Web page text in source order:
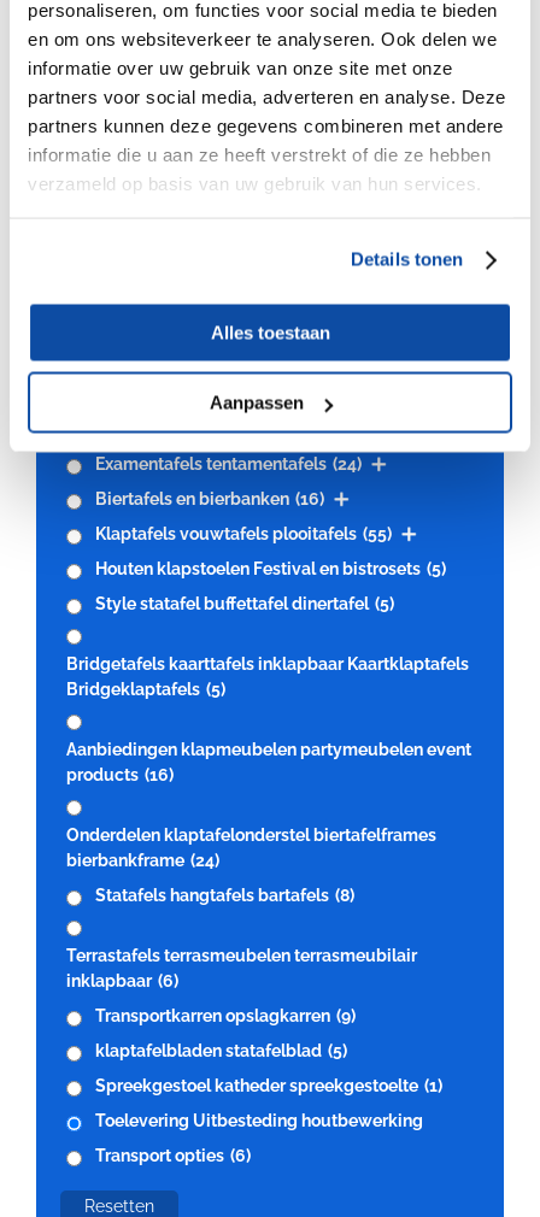
personaliseren, om functies voor social media te bieden
en om ons websiteverkeer te analyseren. Ook delen we
informatie over uw gebruik van onze site met onze
partners voor social media, adverteren en analyse. Deze
partners kunnen deze gegevens combineren met andere
informatie die u aan ze heeft verstrekt of die ze hebben
verzameld op basis van uw gebruik van hun services.
Details tonen
Alles toestaan
Aanpassen
Montage werkzaamheden
Klapstoelen vouwstoelen weddingchairs
Examentafels tentamentafels (24)
Biertafels en bierbanken (16)
Klaptafels vouwtafels plooitafels (55)
Houten klapstoelen Festival en bistrosets (5)
Style statafel buffettafel dinertafel (5)
Bridgetafels kaarttafels inklapbaar Kaartklaptafels
Bridgeklaptafels (5)
Aanbiedingen klapmeubelen partymeubelen event
products (16)
Onderdelen klaptafelonderstel biertafelframes
bierbankframe (24)
Statafels hangtafels bartafels (8)
Terrastafels terrasmeubelen terrasmeubilair
inklapbaar (6)
Transportkarren opslagkarren (9)
klaptafelbladen statafelblad (5)
Spreekgestoel katheder spreekgestoelte (1)
Toelevering Uitbesteding houtbewerking
Transport opties (6)
Resetten